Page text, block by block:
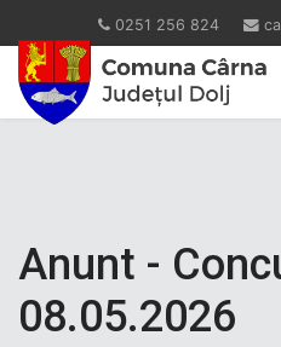
0251 256 824
Anunt -
08.05.2026